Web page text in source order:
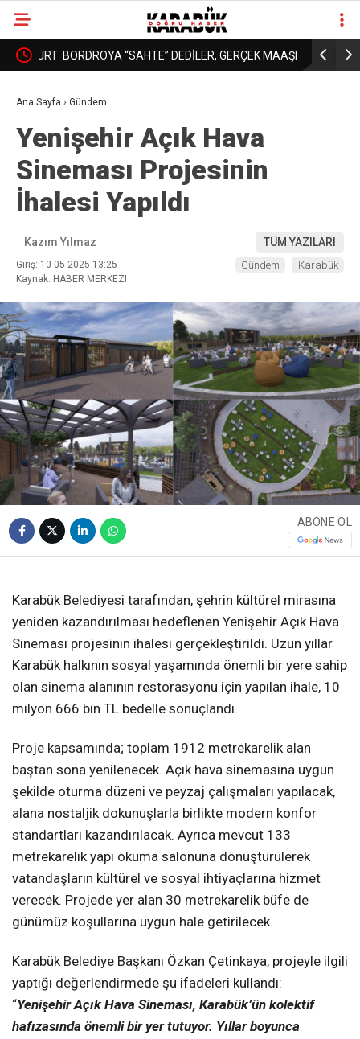
YURT BORDROYA “SAHTE” DEDİLER, GERÇEK MAAŞI
Ana Sayfa › Gündem
Yenişehir Açık Hava
Sineması Projesinin
İhalesi Yapıldı
Kazım Yılmaz TÜM YAZILARI
Giriş: 10-05-2025 13:25
Kaynak: HABER MERKEZI
Gündem Karabük
ABONE OL
Karabük Belediyesi tarafından, şehrin kültürel mirasına
yeniden kazandırılması hedeflenen Yenişehir Açık Hava
Sineması projesinin ihalesi gerçekleştirildi. Uzun yıllar
Karabük halkının sosyal yaşamında önemli bir yere sahip
olan sinema alanının restorasyonu için yapılan ihale, 10
milyon 666 bin TL bedelle sonuçlandı.
Proje kapsamında; toplam 1912 metrekarelik alan
baştan sona yenilenecek. Açık hava sinemasına uygun
şekilde oturma düzeni ve peyzaj çalışmaları yapılacak,
alana nostaljik dokunuşlarla birlikte modern konfor
standartları kazandırılacak. Ayrıca mevcut 133
metrekarelik yapı okuma salonuna dönüştürülerek
vatandaşların kültürel ve sosyal ihtiyaçlarına hizmet
verecek. Projede yer alan 30 metrekarelik büfe de
günümüz koşullarına uygun hale getirilecek.
Karabük Belediye Başkanı Özkan Çetinkaya, projeyle ilgili
yaptığı değerlendirmede şu ifadeleri kullandı:
“Yenişehir Açık Hava Sineması, Karabük’ün kolektif
hafızasında önemli bir yer tutuyor. Yıllar boyunca